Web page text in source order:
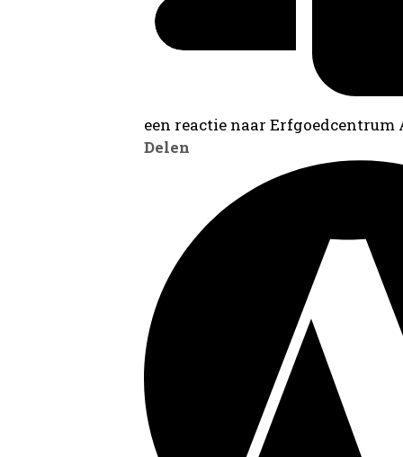
een reactie naar
Delen